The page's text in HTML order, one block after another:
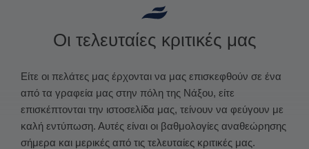
Οι τελευταίες κριτικές μας
Είτε οι πελάτες μας έρχονται να μας επισκεφθούν σε ένα
από τα γραφεία μας στην πόλη της Νάξου, είτε
επισκέπτονται την ιστοσελίδα μας, τείνουν να φεύγουν με
καλή εντύπωση. Αυτές είναι οι βαθμολογίες αναθεώρησης
σήμερα και μερικές από τις τελευταίες κριτικές μας.